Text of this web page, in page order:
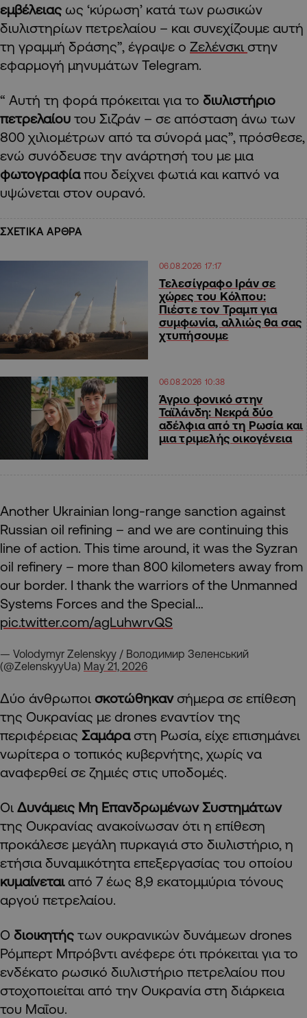
εμβέλειας ως ‘κύρωση’ κατά των ρωσικών
διυλιστηρίων πετρελαίου – και συνεχίζουμε αυτή
τη γραμμή δράσης”, έγραψε ο Ζελένσκι στην
εφαρμογή μηνυμάτων Telegram.
“ Αυτή τη φορά πρόκειται για το διυλιστήριο
πετρελαίου του Σιζράν – σε απόσταση άνω των
800 χιλιομέτρων από τα σύνορά μας”, πρόσθεσε,
ενώ συνόδευσε την ανάρτησή του με μια
φωτογραφίαπου δείχνει φωτιά και καπνό να
υψώνεται στον ουρανό.
ΣΧΕΤΙΚΑ ΑΡΘΡΑ
06.08.2026 17:17
Τελεσίγραφο Ιράν σε
χώρες του Κόλπου:
Πιέστε τον Τραμπ για
συμφωνία, αλλιώς θα σας
χτυπήσουμε
06.08.2026 10:38
Άγριο φονικό στην
Ταϊλάνδη: Νεκρά δύο
αδέλφια από τη Ρωσία και
μια τριμελής οικογένεια
Another Ukrainian long-range sanction against
Russian oil refining – and we are continuing this
line of action. This time around, it was the Syzran
oil refinery – more than 800 kilometers away from
our border. I thank the warriors of the Unmanned
Systems Forces and the Special…
pic.twitter.com/agLuhwrvQS
— Volodymyr Zelenskyy / Володимир Зеленський
(@ZelenskyyUa) May 21, 2026
Δύο άνθρωποι σκοτώθηκαν σήμερα σε επίθεση
της Ουκρανίας με drones εναντίον της
περιφέρειας Σαμάρα στη Ρωσία, είχε επισημάνει
νωρίτερα ο τοπικός κυβερνήτης, χωρίς να
αναφερθεί σε ζημιές στις υποδομές.
Οι Δυνάμεις Μη Επανδρωμένων Συστημάτων
της Ουκρανίας ανακοίνωσαν ότι η επίθεση
προκάλεσε μεγάλη πυρκαγιά στο διυλιστήριο, η
ετήσια δυναμικότητα επεξεργασίας του οποίου
κυμαίνεται από 7 έως 8,9 εκατομμύρια τόνους
αργού πετρελαίου.
Ο διοικητής των ουκρανικών δυνάμεων drones
Ρόμπερτ Μπρόβντι ανέφερε ότι πρόκειται για το
ενδέκατο ρωσικό διυλιστήριο πετρελαίου που
στοχοποιείται από την Ουκρανία στη διάρκεια
του Μαΐου.